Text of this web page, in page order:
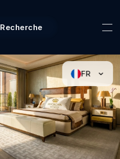
Recherche
FR